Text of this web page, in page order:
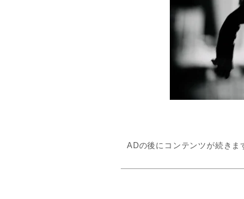
ADの後にコンテンツが続きま